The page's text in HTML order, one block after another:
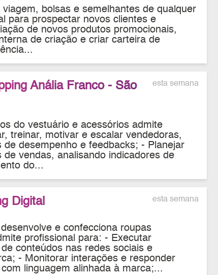
bolsas e semelhantes de qualquer
para prospectar novos clientes e
de novos produtos promocionais,
de criação e criar carteira de
esta semana
Anália Franco - São
do vestuário e acessórios admite
treinar, motivar e escalar vendedoras,
de desempenho e feedbacks; - Planejar
vendas, analisando indicadores de
do...
esta semana
Digital
e confecciona roupas
profissional para: - Executar
conteúdos nas redes sociais e
- Monitorar interações e responder
linguagem alinhada à marca;...